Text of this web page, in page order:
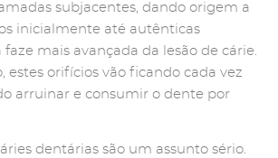
subjacentes, dando origem a
inicialmente até autênticas
mais avançada da lesão de cárie.
estes orifícios vão ficando cada vez
arruinar e consumir o dente por
dentárias são um assunto sério.